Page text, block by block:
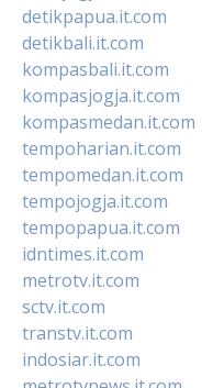
detikpapua.it.com
detikbali.it.com
kompasbali.it.com
kompasjogja.it.com
kompasmedan.it.com
tempoharian.it.com
tempomedan.it.com
tempojogja.it.com
tempopapua.it.com
idntimes.it.com
metrotv.it.com
sctv.it.com
transtv.it.com
indosiar.it.com